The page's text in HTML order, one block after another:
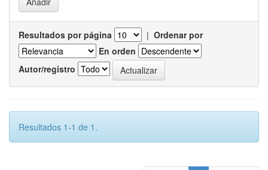
Resultados por página | Ordenar por
En orden
Autor/registro
Resultados 1-1 de 1.